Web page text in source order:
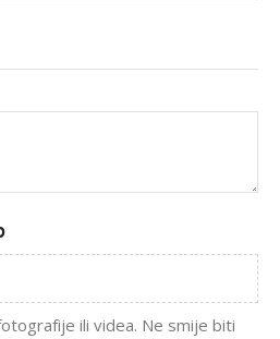
ili videa. Ne smije biti